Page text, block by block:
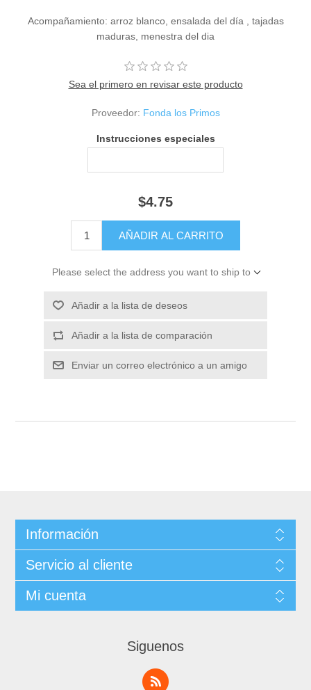
Acompañamiento: arroz blanco, ensalada del día , tajadas
maduras, menestra del dia
Sea el primero en revisar este producto
Proveedor: Fonda los Primos
Instrucciones especiales
$4.75
Please select the address you want to ship to
Información
Servicio al cliente
Mi cuenta
Siguenos